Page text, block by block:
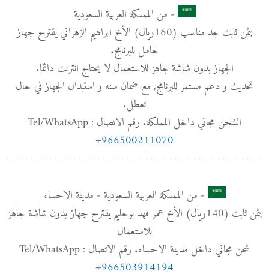
- من المملكة العربية السعودية
بثمن ثابت جد مناسب (160﷼) الأخ ابراهيم الزهراني يقترح جهاز
حامل للبرنامج.
الجهاز بدون شاشة جاهز للاستعمال لا يحتاج انترنت دائما.
تحديث و دعم مستمر للبرنامج, مع ضمان سنه و استبدال الجهاز في حال
تعطل.
الشحن مجاني داخل المملكة. رقم الاتصال : Tel/WhatsApp
+966500211070
- من المملكة العربية السعودية - مدينة الاحساء
بثمن ثابت (140﷼) الأخ عمر فهد بوحليم يقترح جهاز بدون شاشة جاهز
للاستعمال
شحن مجاني داخل مدينة الاحساء. رقم الاتصال : Tel/WhatsApp
+966503914194